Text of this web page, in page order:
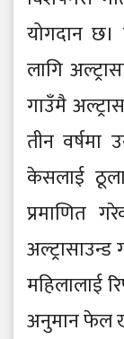
योगदान छ।
लागि
गाउँमै
तीन
केसलाई
प्रमाणित
महिलालाई
अनुमान फेल